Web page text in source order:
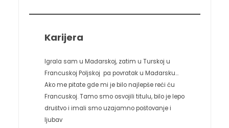
Karijera
Igrala sam u Mađarskoj, zatim u Turskoj u
Francuskoj Poljskoj pa povratak u Mađarsku…
Ako me pitate gde mi je bilo najlepše reći ću
Francuskoj. Tamo smo osvojili titulu, bilo je lepo
društvo i imali smo uzajamno poštovanje i
ljubav